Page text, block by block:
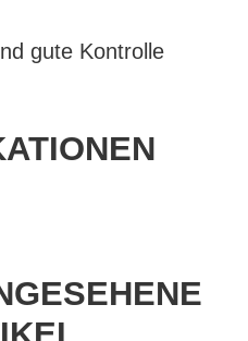
gute Kontrolle